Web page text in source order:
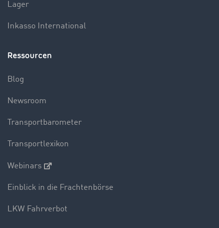
Lager
Inkasso International
Ressourcen
Blog
Newsroom
Transportbarometer
Transportlexikon
Webinars
Einblick in die Frachtenbörse
LKW Fahrverbot